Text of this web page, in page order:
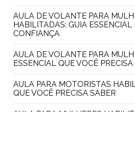
AULA DE VOLANTE PARA MULHERES
HABILITADAS: GUIA ESSENCIAL
CONFIANÇA
AULA DE VOLANTE PARA MULHERES: O GUIA
ESSENCIAL QUE VOCÊ PRECISA
AULA PARA MOTORISTAS HABILITADOS: TUDO
QUE VOCÊ PRECISA SABER
AULA PARA MULHERES HABILITADAS NA ZONA